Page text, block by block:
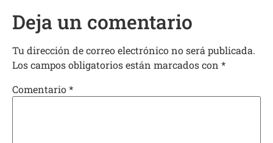
Deja un comentario
Tu dirección de correo electrónico no será publicada.
Los campos obligatorios están marcados con *
Comentario*